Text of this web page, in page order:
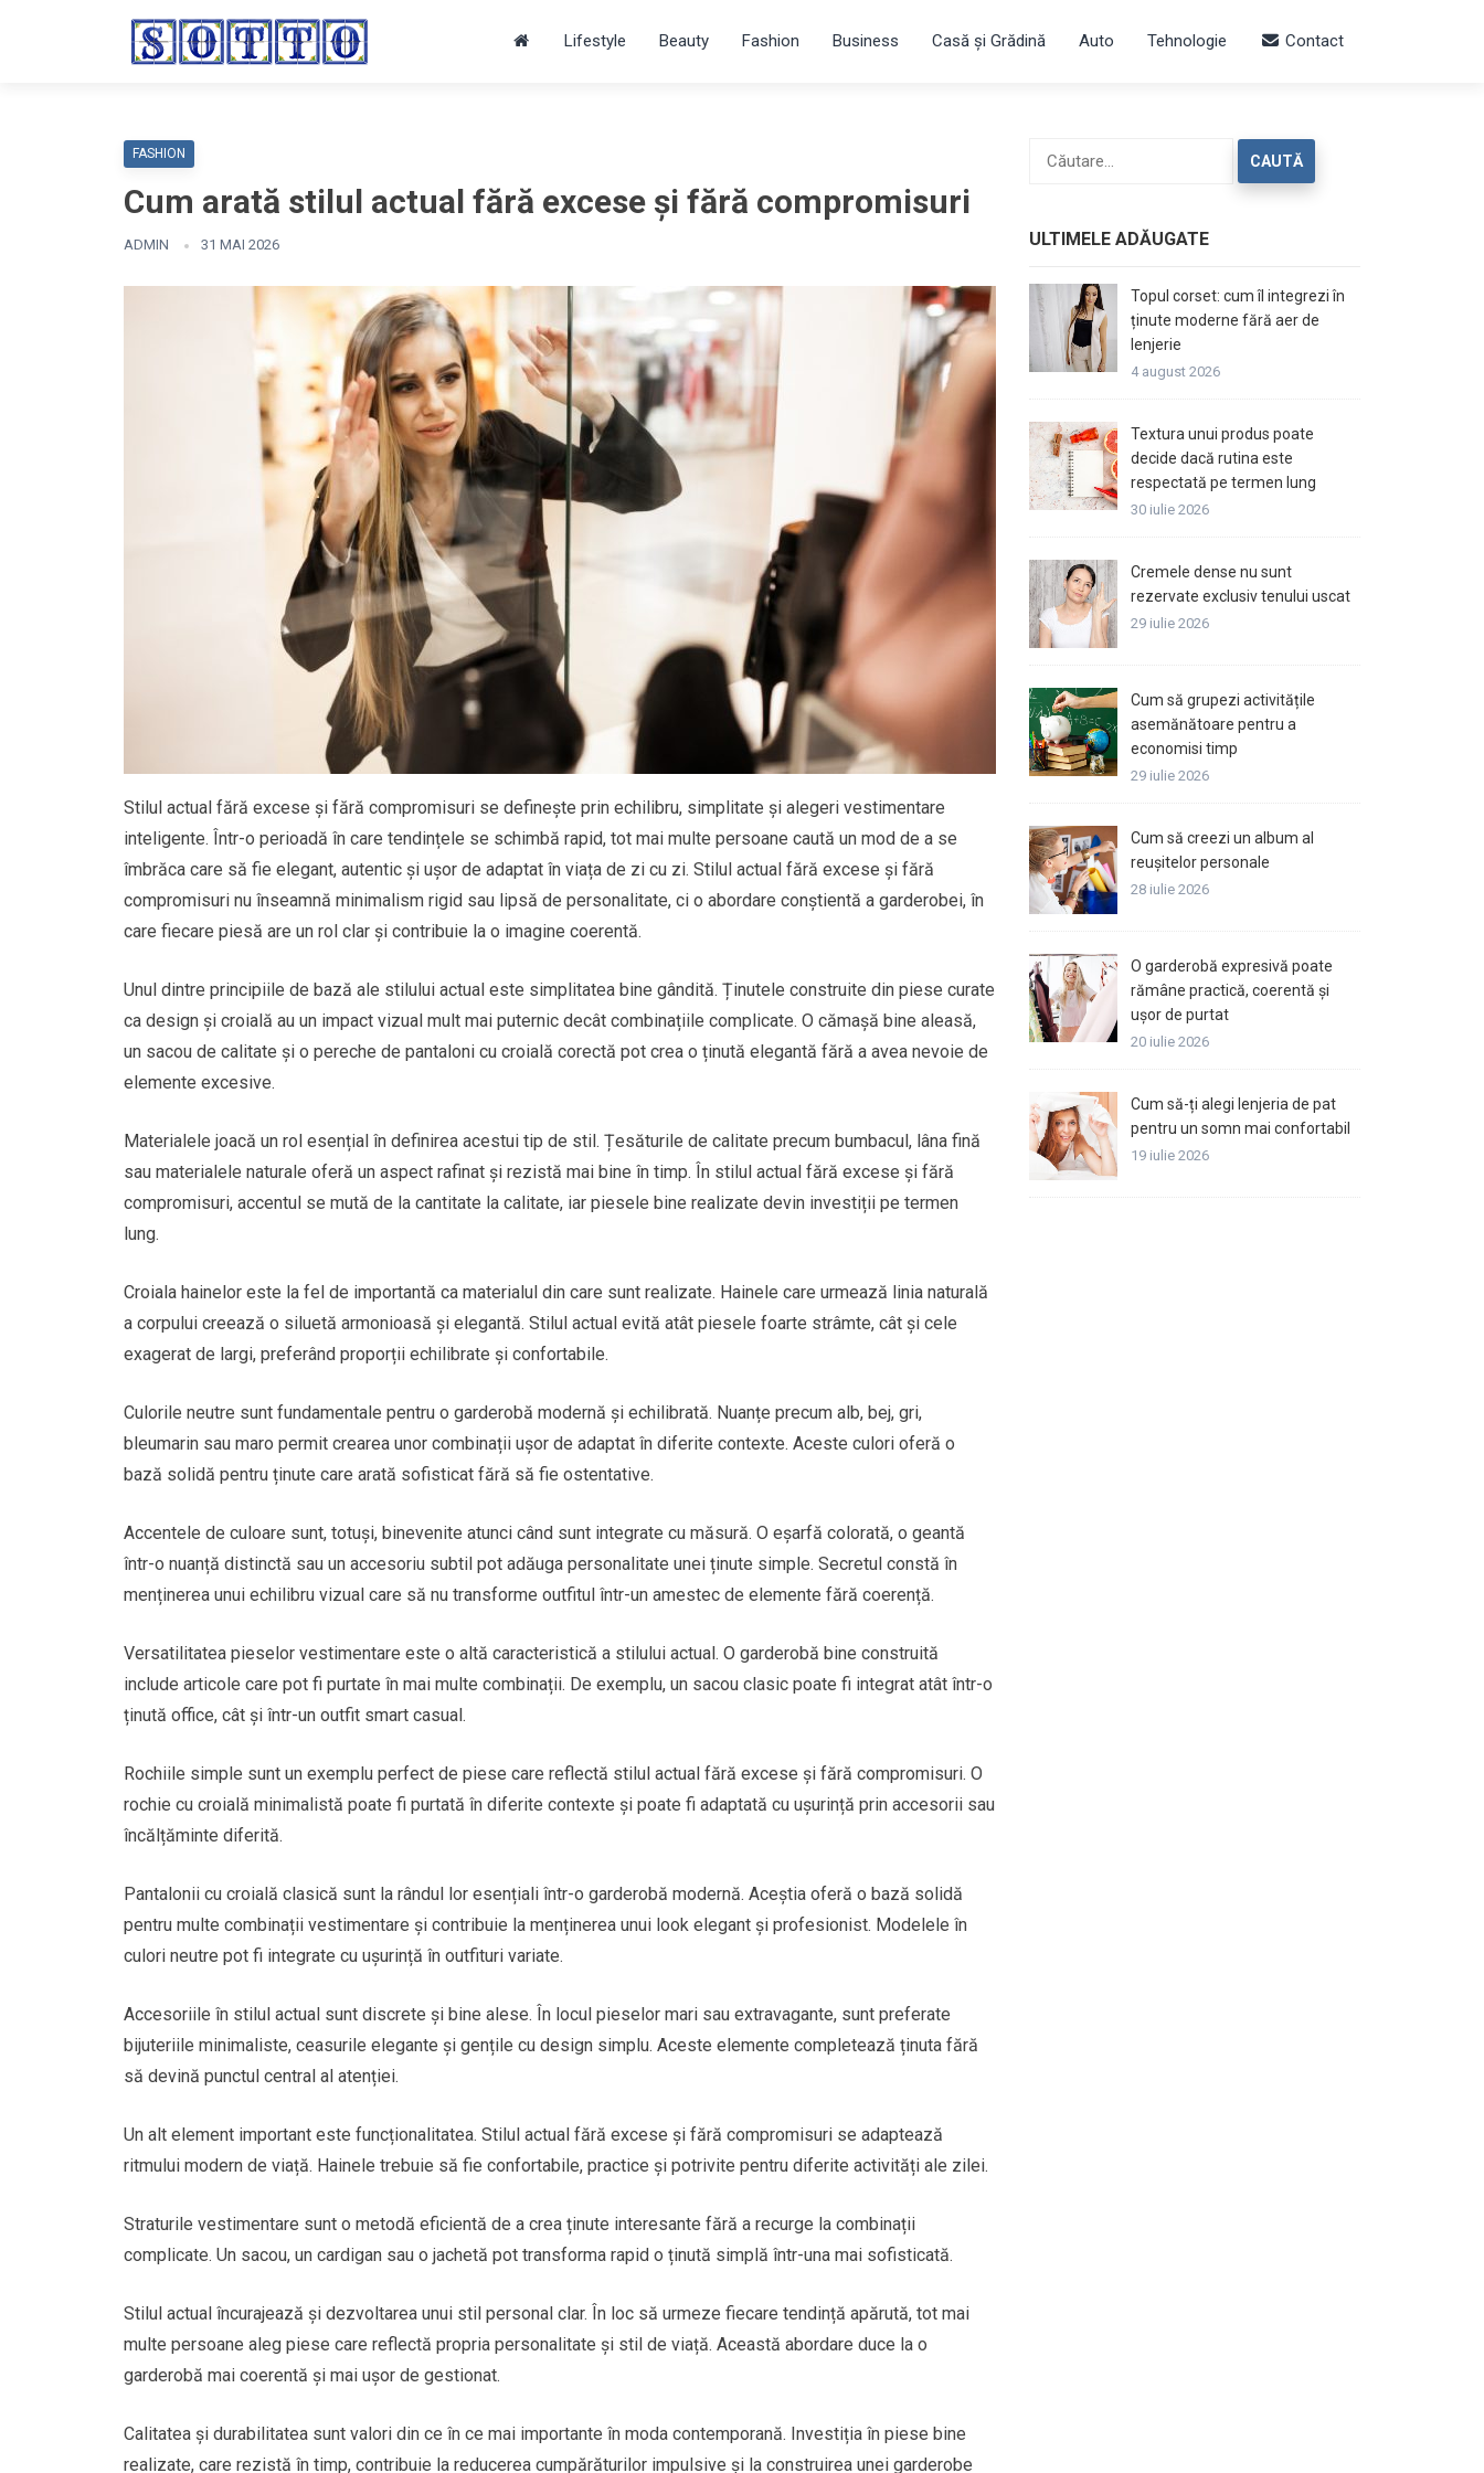
Lifestyle Beauty Fashion Business Casă și Grădină Auto Tehnologie Contact
FASHION
Cum arată stilul actual fără excese și fără compromisuri
ADMIN 31 MAI 2026
Stilul actual fără excese și fără compromisuri se definește prin echilibru, simplitate și alegeri vestimentare
inteligente. Într-o perioadă în care tendințele se schimbă rapid, tot mai multe persoane caută un mod de a se
îmbrăca care să fie elegant, autentic și ușor de adaptat în viața de zi cu zi. Stilul actual fără excese și fără
compromisuri nu înseamnă minimalism rigid sau lipsă de personalitate, ci o abordare conștientă a garderobei, în
care fiecare piesă are un rol clar și contribuie la o imagine coerentă.
Unul dintre principiile de bază ale stilului actual este simplitatea bine gândită. Ținutele construite din piese curate
ca design și croială au un impact vizual mult mai puternic decât combinațiile complicate. O cămașă bine aleasă,
un sacou de calitate și o pereche de pantaloni cu croială corectă pot crea o ținută elegantă fără a avea nevoie de
elemente excesive.
Materialele joacă un rol esențial în definirea acestui tip de stil. Țesăturile de calitate precum bumbacul, lâna fină
sau materialele naturale oferă un aspect rafinat și rezistă mai bine în timp. În stilul actual fără excese și fără
compromisuri, accentul se mută de la cantitate la calitate, iar piesele bine realizate devin investiții pe termen
lung.
Croiala hainelor este la fel de importantă ca materialul din care sunt realizate. Hainele care urmează linia naturală
a corpului creează o siluetă armonioasă și elegantă. Stilul actual evită atât piesele foarte strâmte, cât și cele
exagerat de largi, preferând proporții echilibrate și confortabile.
Culorile neutre sunt fundamentale pentru o garderobă modernă și echilibrată. Nuanțe precum alb, bej, gri,
bleumarin sau maro permit crearea unor combinații ușor de adaptat în diferite contexte. Aceste culori oferă o
bază solidă pentru ținute care arată sofisticat fără să fie ostentative.
Accentele de culoare sunt, totuși, binevenite atunci când sunt integrate cu măsură. O eșarfă colorată, o geantă
într-o nuanță distinctă sau un accesoriu subtil pot adăuga personalitate unei ținute simple. Secretul constă în
menținerea unui echilibru vizual care să nu transforme outfitul într-un amestec de elemente fără coerență.
Versatilitatea pieselor vestimentare este o altă caracteristică a stilului actual. O garderobă bine construită
include articole care pot fi purtate în mai multe combinații. De exemplu, un sacou clasic poate fi integrat atât într-o
ținută office, cât și într-un outfit smart casual.
Rochiile simple sunt un exemplu perfect de piese care reflectă stilul actual fără excese și fără compromisuri. O
rochie cu croială minimalistă poate fi purtată în diferite contexte și poate fi adaptată cu ușurință prin accesorii sau
încălțăminte diferită.
Pantalonii cu croială clasică sunt la rândul lor esențiali într-o garderobă modernă. Aceștia oferă o bază solidă
pentru multe combinații vestimentare și contribuie la menținerea unui look elegant și profesionist. Modelele în
culori neutre pot fi integrate cu ușurință în outfituri variate.
Accesoriile în stilul actual sunt discrete și bine alese. În locul pieselor mari sau extravagante, sunt preferate
bijuteriile minimaliste, ceasurile elegante și gențile cu design simplu. Aceste elemente completează ținuta fără
să devină punctul central al atenției.
Un alt element important este funcționalitatea. Stilul actual fără excese și fără compromisuri se adaptează
ritmului modern de viață. Hainele trebuie să fie confortabile, practice și potrivite pentru diferite activități ale zilei.
Straturile vestimentare sunt o metodă eficientă de a crea ținute interesante fără a recurge la combinații
complicate. Un sacou, un cardigan sau o jachetă pot transforma rapid o ținută simplă într-una mai sofisticată.
Stilul actual încurajează și dezvoltarea unui stil personal clar. În loc să urmeze fiecare tendință apărută, tot mai
multe persoane aleg piese care reflectă propria personalitate și stil de viață. Această abordare duce la o
garderobă mai coerentă și mai ușor de gestionat.
Calitatea și durabilitatea sunt valori din ce în ce mai importante în moda contemporană. Investiția în piese bine
realizate, care rezistă în timp, contribuie la reducerea cumpărăturilor impulsive și la construirea unei garderobe
după:
ULTIMELE ADĂUGATE
Topul corset: cum îl integrezi în
ținute moderne fără aer de
lenjerie
4 august 2026
Textura unui produs poate
decide dacă rutina este
respectată pe termen lung
30 iulie 2026
Cremele dense nu sunt
rezervate exclusiv tenului uscat
29 iulie 2026
Cum să grupezi activitățile
asemănătoare pentru a
economisi timp
29 iulie 2026
Cum să creezi un album al
reușitelor personale
28 iulie 2026
O garderobă expresivă poate
rămâne practică, coerentă și
ușor de purtat
20 iulie 2026
Cum să-ți alegi lenjeria de pat
pentru un somn mai confortabil
19 iulie 2026